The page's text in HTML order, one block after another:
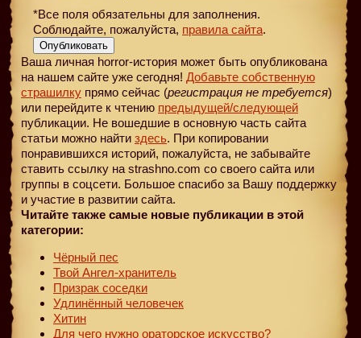
*Все поля обязательны для заполнения.
Соблюдайте, пожалуйста, правила сайта.
Опубликовать
Ваша личная horror-история может быть опубликована
на нашем сайте уже сегодня! Добавьте собственную
страшилку прямо сейчас (регистрация не требуется)
или перейдите к чтению предыдущей/следующей
публикации. Не вошедшие в основную часть сайта
статьи можно найти здесь. При копировании
понравившихся историй, пожалуйста, не забывайте
ставить ссылку на strashno.com со своего сайта или
группы в соцсети. Большое спасибо за Вашу поддержку
и участие в развитии сайта.
Читайте также самые новые публикации в этой
категории:
Чёрный пес
Твой Ангел-хранитель
Призрак соседки
Удлинённый человечек
Хитин
Для чего нужно ораторское искусство?